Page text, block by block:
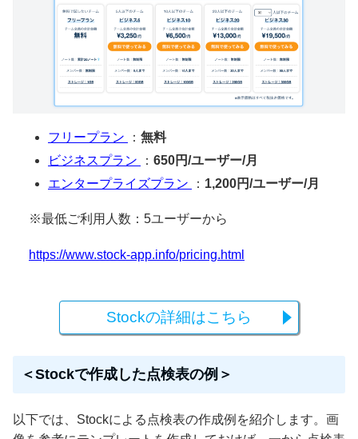
フリープラン ： 無料
ビジネスプラン
： 650円/ユーザー/月
エンタープライズプラン
： 1,200円/ユーザー/月
※最低ご利用人数：5ユーザーから
https://www.stock-app.info/pricing.html
Stockの詳細はこちら
＜Stockで作成した点検表の例＞
以下では、Stockによる点検表の作成例を紹介します。画